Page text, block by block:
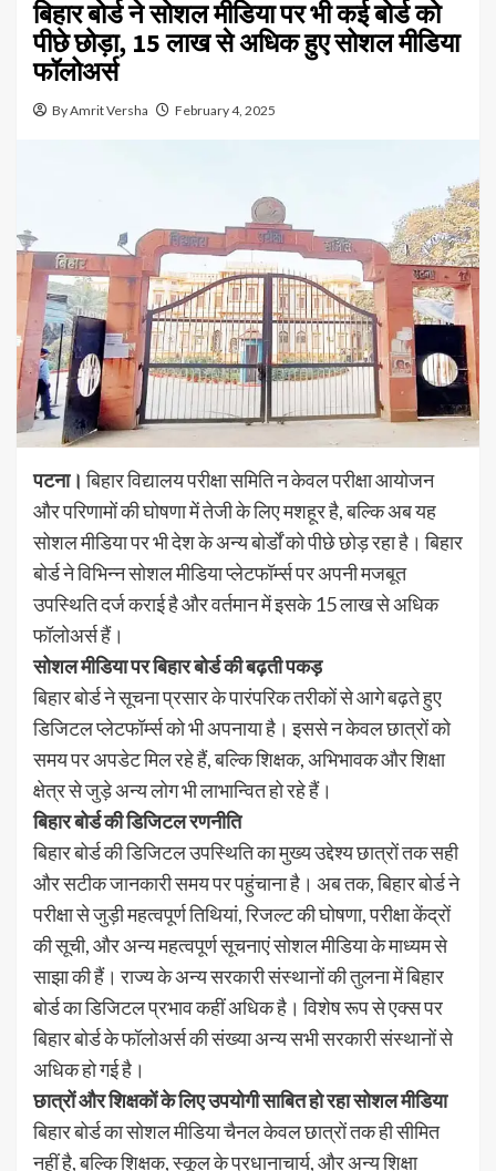
बिहार बोर्ड ने सोशल मीडिया पर भी कई बोर्ड को
पीछे छोड़ा, 15 लाख से अधिक हुए सोशल मीडिया
फॉलोअर्स
By Amrit Versha February 4, 2025
पटना। बिहार विद्यालय परीक्षा समिति न केवल परीक्षा आयोजन
और परिणामों की घोषणा में तेजी के लिए मशहूर है, बल्कि अब यह
सोशल मीडिया पर भी देश के अन्य बोर्डों को पीछे छोड़ रहा है। बिहार
बोर्ड ने विभिन्न सोशल मीडिया प्लेटफॉर्म्स पर अपनी मजबूत
उपस्थिति दर्ज कराई है और वर्तमान में इसके 15 लाख से अधिक
फॉलोअर्स हैं।
सोशल मीडिया पर बिहार बोर्ड की बढ़ती पकड़
बिहार बोर्ड ने सूचना प्रसार के पारंपरिक तरीकों से आगे बढ़ते हुए
डिजिटल प्लेटफॉर्म्स को भी अपनाया है। इससे न केवल छात्रों को
समय पर अपडेट मिल रहे हैं, बल्कि शिक्षक, अभिभावक और शिक्षा
क्षेत्र से जुड़े अन्य लोग भी लाभान्वित हो रहे हैं।
बिहार बोर्ड की डिजिटल रणनीति
बिहार बोर्ड की डिजिटल उपस्थिति का मुख्य उद्देश्य छात्रों तक सही
और सटीक जानकारी समय पर पहुंचाना है। अब तक, बिहार बोर्ड ने
परीक्षा से जुड़ी महत्वपूर्ण तिथियां, रिजल्ट की घोषणा, परीक्षा केंद्रों
की सूची, और अन्य महत्वपूर्ण सूचनाएं सोशल मीडिया के माध्यम से
साझा की हैं। राज्य के अन्य सरकारी संस्थानों की तुलना में बिहार
बोर्ड का डिजिटल प्रभाव कहीं अधिक है। विशेष रूप से एक्स पर
बिहार बोर्ड के फॉलोअर्स की संख्या अन्य सभी सरकारी संस्थानों से
अधिक हो गई है।
छात्रों और शिक्षकों के लिए उपयोगी साबित हो रहा सोशल मीडिया
बिहार बोर्ड का सोशल मीडिया चैनल केवल छात्रों तक ही सीमित
नहीं है, बल्कि शिक्षक, स्कूल के प्रधानाचार्य, और अन्य शिक्षा